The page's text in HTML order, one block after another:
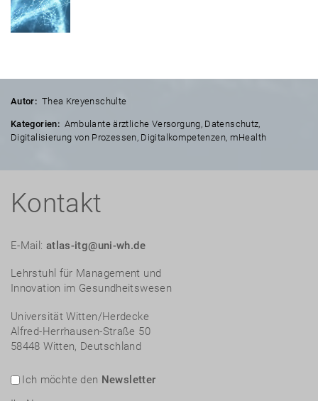
Autor: Thea Kreyenschulte
Kategorien: Ambulante ärztliche Versorgung, Datenschutz,
Digitalisierung von Prozessen, Digitalkompetenzen, mHealth
Kontakt
E-Mail: atlas-itg@uni-wh.de
Lehrstuhl für Management und
Innovation im Gesundheitswesen
Universität Witten/Herdecke
Alfred-Herrhausen-Straße 50
58448 Witten, Deutschland
Ich möchte den Newsletter